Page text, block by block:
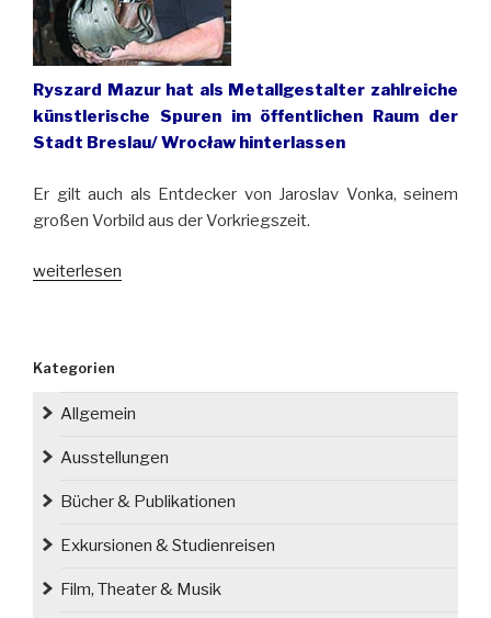
Ryszard Mazur hat als Metallgestalter zahlreiche
künstlerische Spuren im öffentlichen Raum der
Stadt Breslau/ Wrocław hinterlassen
Er gilt auch als Entdecker von Jaroslav Vonka, seinem
großen Vorbild aus der Vorkriegszeit.
„Der
feiert
sein
jähriges
weiterlesen
Kategorien
Allgemein
Ausstellungen
Bücher & Publikationen
Exkursionen & Studienreisen
Film, Theater & Musik